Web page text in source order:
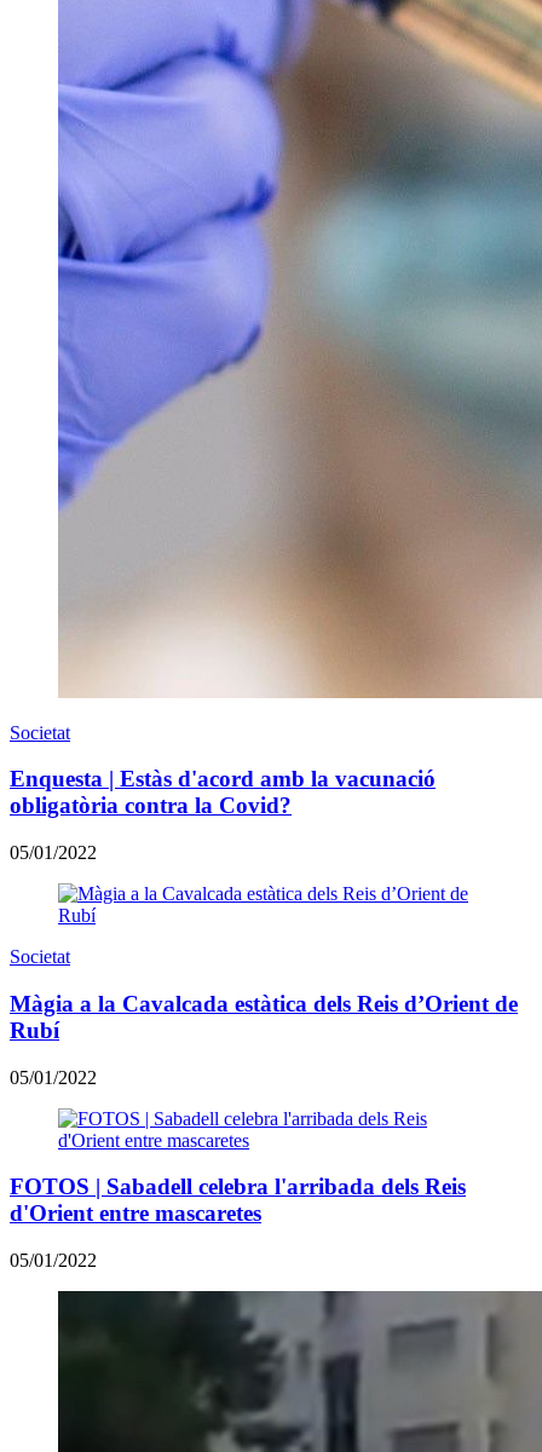
Societat
Enquesta | Estàs d'acord amb la vacunació
obligatòria contra la Covid?
05/01/2022
Societat
​Màgia a la Cavalcada estàtica dels Reis d’Orient de
Rubí
05/01/2022
FOTOS | Sabadell celebra l'arribada dels Reis
d'Orient entre mascaretes
05/01/2022